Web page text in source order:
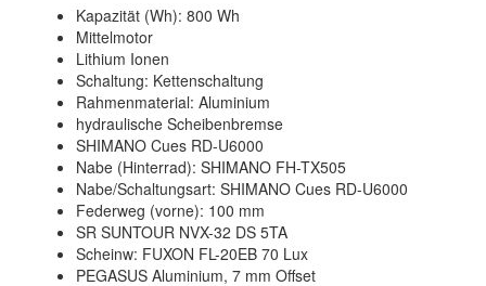
Kapazität (Wh): 800 Wh
Mittelmotor
Lithium Ionen
Schaltung: Kettenschaltung
Rahmenmaterial: Aluminium
hydraulische Scheibenbremse
SHIMANO Cues RD-U6000
Nabe (Hinterrad): SHIMANO FH-TX505
Nabe/Schaltungsart: SHIMANO Cues RD-U6000
Federweg (vorne): 100 mm
SR SUNTOUR NVX-32 DS 5TA
Scheinw: FUXON FL-20EB 70 Lux
PEGASUS Aluminium, 7 mm Offset